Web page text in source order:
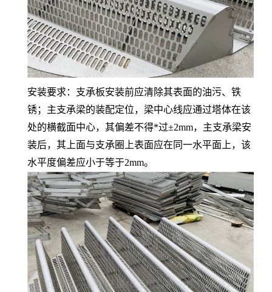
安装要求：支承板安装前应清除其表面的油污、铁
锈；主支承梁的装配定位，梁中心线应通过塔体在该
处的横截面中心，其偏差不得*过±2mm，主支承梁安
装后，其上面与支承圈上表面应在同一水平面上，该
水平度偏差应小于等于2mm。